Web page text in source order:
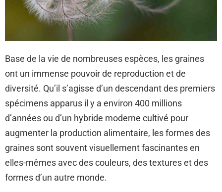
Base de la vie de nombreuses espèces, les graines
ont un immense pouvoir de reproduction et de
diversité. Qu’il s’agisse d’un descendant des premiers
spécimens apparus il y a environ 400 millions
d’années ou d’un hybride moderne cultivé pour
augmenter la production alimentaire, les formes des
graines sont souvent visuellement fascinantes en
elles-mêmes avec des couleurs, des textures et des
formes d’un autre monde.